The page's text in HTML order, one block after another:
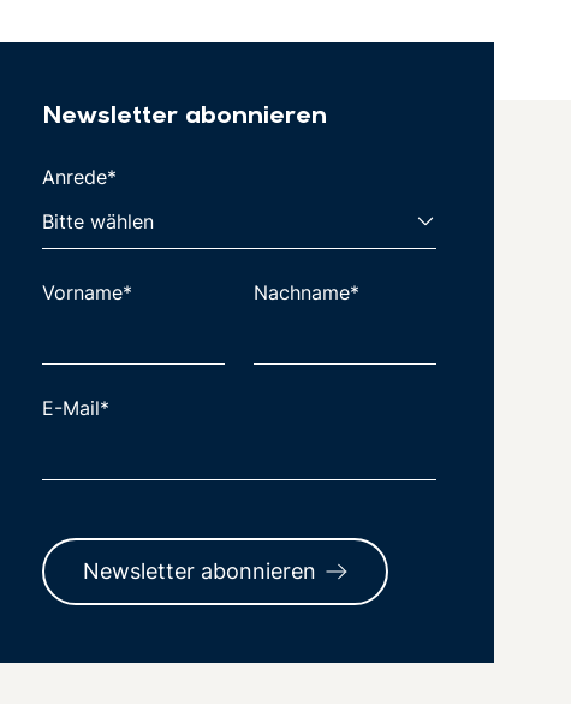
Newsletter abonnieren
Anrede*
Vorname* Nachname*
E-Mail*
Newsletter abonnieren